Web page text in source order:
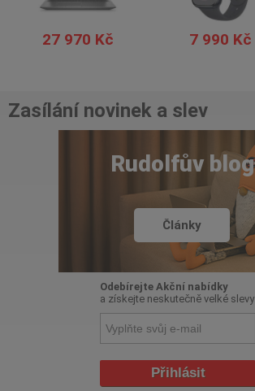
27 970 Kč 7 990 Kč
Zasílání novinek a slev
Rudolfův blog
Články
Odebírejte Akční nabídky
a získejte neskutečně velké slevy